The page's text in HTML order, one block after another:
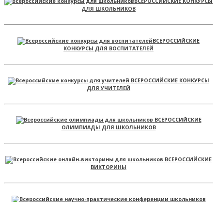
ДЛЯ ШКОЛЬНИКОВ
ВСЕРОССИЙСКИЕ
КОНКУРСЫ ДЛЯ ВОСПИТАТЕЛЕЙ
ВСЕРОССИЙСКИЕ КОНКУРСЫ
ДЛЯ УЧИТЕЛЕЙ
ВСЕРОССИЙСКИЕ
ОЛИМПИАДЫ ДЛЯ ШКОЛЬНИКОВ
ВСЕРОССИЙСКИЕ
ВИКТОРИНЫ